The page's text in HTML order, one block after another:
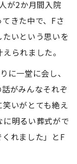
が2か月間入院
きた中で、Fさ
いという思いを
られました。
に一堂に会し、
がみんなそれぞ
いがとても絶え
明るい葬式がで
れました」とF